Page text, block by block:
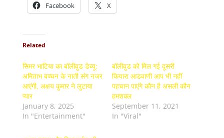
Facebook X
Related
सिमर भाटिया का बॉलीवुड डेब्यू:
अमिताभ बच्चन के नाती संग नजर
आएंगी, अक्षय कुमार ने लुटाया
प्यार
January 8, 2025
In "Entertainment"
बॉलीवुड को मिल गई दूसरी
कियारा आडवाणी आप भी नहीं
पहचान पाएंगे कौन है असली कौन
हमशक्ल
September 11, 2021
In "Viral"